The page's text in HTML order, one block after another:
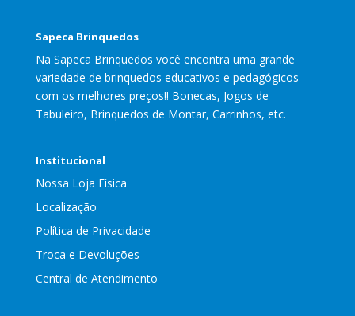
Sapeca Brinquedos
Na Sapeca Brinquedos você encontra uma grande
variedade de brinquedos educativos e pedagógicos
com os melhores preços!! Bonecas, Jogos de
Tabuleiro, Brinquedos de Montar, Carrinhos, etc.
Institucional
Nossa Loja Física
Localização
Política de Privacidade
Troca e Devoluções
Central de Atendimento